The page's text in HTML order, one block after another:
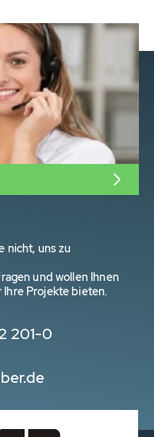
nicht, uns zu
und wollen Ihnen
Projekte bieten.
201-0